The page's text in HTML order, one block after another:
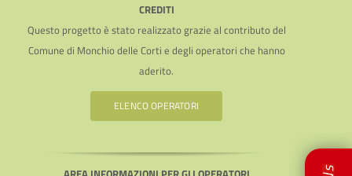
CREDITI
Questo progetto è stato realizzato grazie al contributo del
Comune di Monchio delle Corti e degli operatori che hanno
aderito.
ELENCO OPERATORI